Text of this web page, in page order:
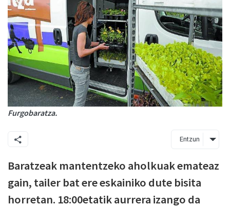
Furgobaratza.
Entzun
Baratzeak mantentzeko aholkuak emateaz
gain, tailer bat ere eskainiko dute bisita
horretan. 18:00etatik aurrera izango da